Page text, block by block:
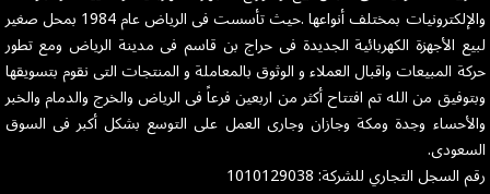
والإلكترونيات بمختلف أنواعها .حيث تأسست فى الرياض عام 1984 بمحل صغير
لبيع الأجهزة الكهربائية الجديدة فى حراج بن قاسم فى مدينة الرياض ومع تطور
حركة المبيعات واقبال العملاء و الوثوق بالمعاملة و المنتجات التى نقوم بتسويقها
وبتوفيق من الله تم افتتاح أكثر من اربعين فرعاً فى الرياض والخرج والدمام والخبر
والأحساء وجدة ومكة وجازان وجارى العمل على التوسع بشكل أكبر فى السوق
السعودى.
رقم السجل التجاري للشركة: 1010129038